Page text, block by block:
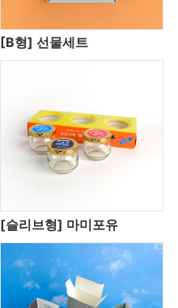
[B형] 선물세트
[슬리브형] 마미포유